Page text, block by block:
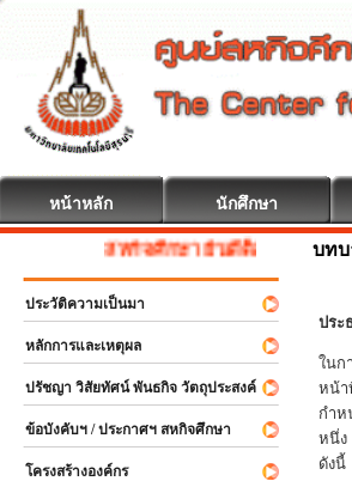
หน้าหลัก นักศึกษา
สหกิจศึกษา ยินดีต้อนรับ
ประวัติความเป็นมา
หลักการและเหตุผล
ปรัชญา วิสัยทัศน์ พันธกิจ วัตถุประสงค์
ข้อบังคับฯ / ประกาศฯ สหกิจศึกษา
โครงสร้างองค์กร
บทบ
ประ
ในก
หน้า
กำห
หนึ่ง
ดังนี้